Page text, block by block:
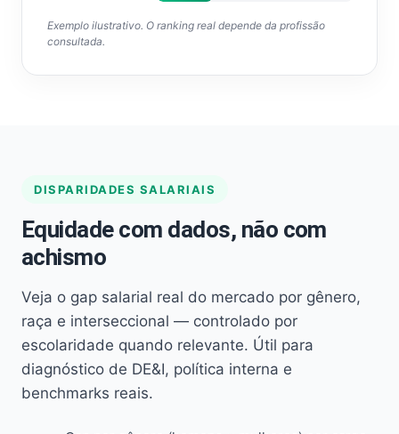
Exemplo ilustrativo. O ranking real depende da profissão
consultada.
DISPARIDADES SALARIAIS
Equidade com dados, não com
achismo
Veja o gap salarial real do mercado por gênero,
raça e interseccional — controlado por
escolaridade quando relevante. Útil para
diagnóstico de DE&I, política interna e
benchmarks reais.